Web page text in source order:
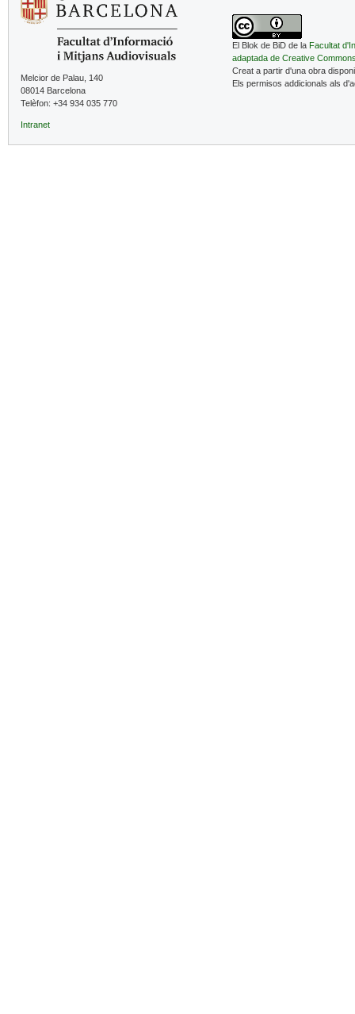
Melcior de Palau, 140
08014 Barcelona
Telèfon: +34 934 035 770
Intranet
El Blok de BiD de la Facultat
adaptada de Creative
Creat a partir d'una obra
Els permisos addicionals als